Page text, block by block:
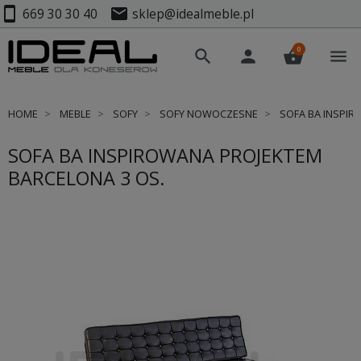
smartphone 669 30 30 40 mail sklep@idealmeble.pl
search person shopping_basket
0 menu
HOME MEBLE SOFY SOFY NOWOCZESNE SOFA BA
SOFA BA INSPIROWANA PROJEKTEM
BARCELONA 3 OS.